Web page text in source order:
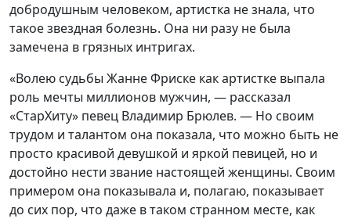
добродушным человеком, артистка не знала, что
такое звездная болезнь. Она ни разу не была
замечена в грязных интригах.
«Волею судьбы Жанне Фриске как артистке выпала
роль мечты миллионов мужчин, — рассказал
«СтарХиту» певец Владимир Брюлев. — Но своим
трудом и талантом она показала, что можно быть не
просто красивой девушкой и яркой певицей, но и
достойно нести звание настоящей женщины. Своим
примером она показывала и, полагаю, показывает
до сих пор, что даже в таком странном месте, как